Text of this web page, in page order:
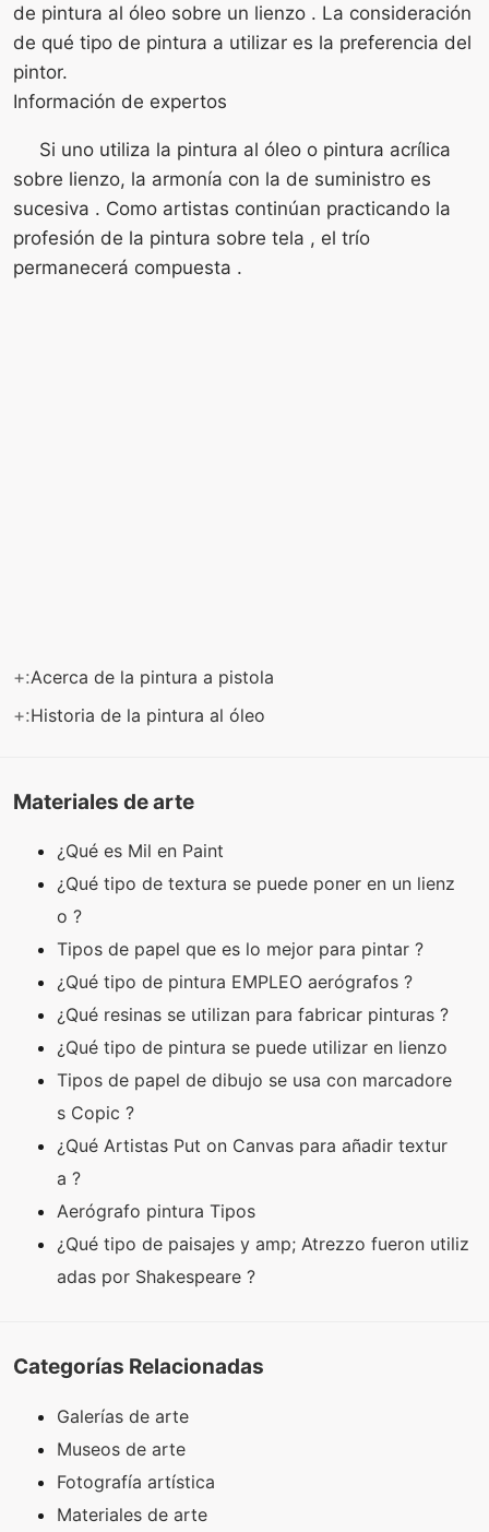
de pintura al óleo sobre un lienzo . La consideración
de qué tipo de pintura a utilizar es la preferencia del
pintor.
Información de expertos
Si uno utiliza la pintura al óleo o pintura acrílica
sobre lienzo, la armonía con la de suministro es
sucesiva . Como artistas continúan practicando la
profesión de la pintura sobre tela , el trío
permanecerá compuesta .
+:Acerca de la pintura a pistola
+:Historia de la pintura al óleo
Materiales de arte
¿Qué es Mil en Paint
¿Qué tipo de textura se puede poner en un lienz
o ?
Tipos de papel que es lo mejor para pintar ?
¿Qué tipo de pintura EMPLEO aerógrafos ?
¿Qué resinas se utilizan para fabricar pinturas ?
¿Qué tipo de pintura se puede utilizar en lienzo
Tipos de papel de dibujo se usa con marcadore
s Copic ?
¿Qué Artistas Put on Canvas para añadir textur
a ?
Aerógrafo pintura Tipos
¿Qué tipo de paisajes y amp; Atrezzo fueron utiliz
adas por Shakespeare ?
Categorías Relacionadas
Galerías de arte
Museos de arte
Fotografía artística
Materiales de arte